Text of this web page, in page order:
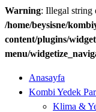
Warning: Illegal string
/home/beysisne/
content/plugins/
menu/
Anasayfa
Kombi Yedek
Klima &